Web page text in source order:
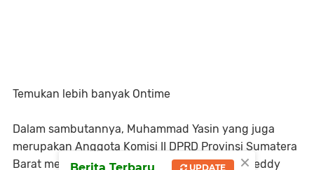
Temukan lebih banyak Ontime
Dalam sambutannya, Muhammad Yasin yang juga
merupakan Anggota Komisi II DPRD Provinsi Sumatera
Barat menyambut hangat ajakan dari Sutan Deddy
×
UPDATE